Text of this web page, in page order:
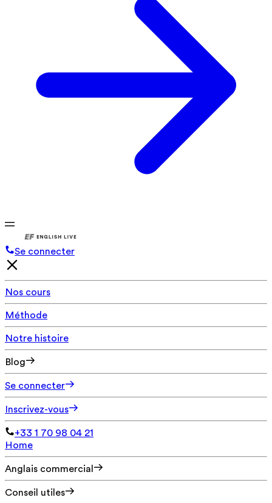
Se connecter
Nos cours
Méthode
Notre histoire
Blog
Se connecter
Inscrivez-vous
+33 1 70 98 04 21
Home
Anglais commercial
Conseil utiles